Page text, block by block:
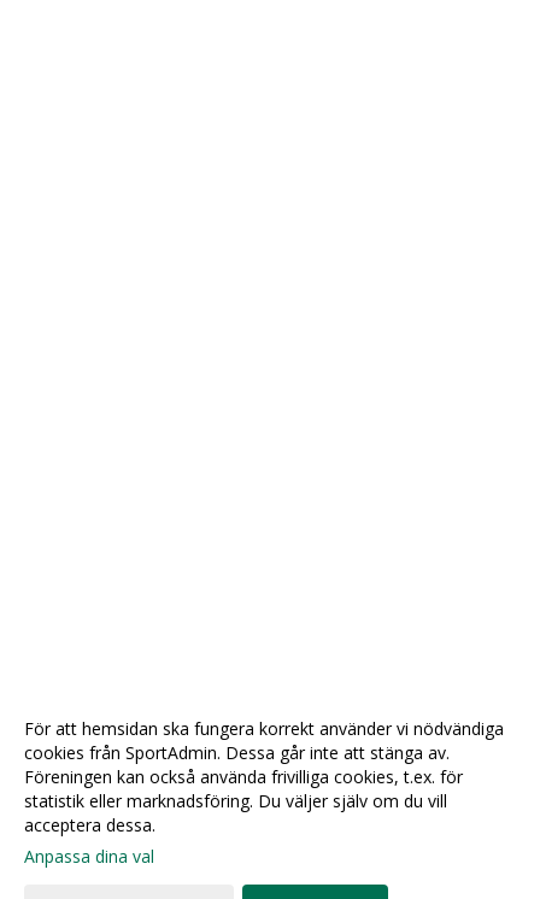
För att hemsidan ska fungera korrekt använder vi nödvändiga
cookies från SportAdmin. Dessa går inte att stänga av.
Föreningen kan också använda frivilliga cookies, t.ex. för
statistik eller marknadsföring. Du väljer själv om du vill
acceptera dessa.
Anpassa dina val